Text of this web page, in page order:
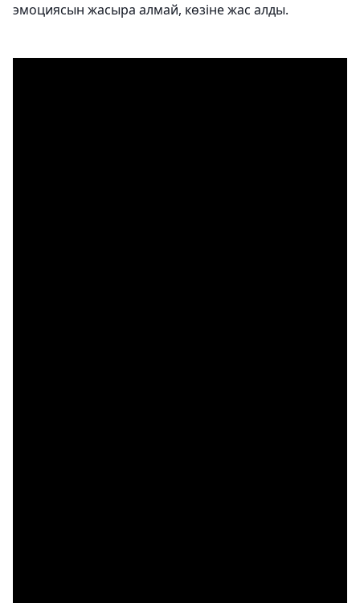
эмоциясын жасыра алмай, көзіне жас алды.